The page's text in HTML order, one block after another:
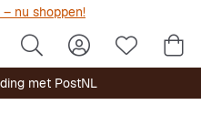
nu shoppen!
met PostNL